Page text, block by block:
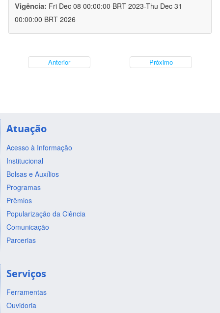
Vigência: Fri Dec 08 00:00:00 BRT 2023-Thu Dec 31
00:00:00 BRT 2026
Anterior Próximo
Atuação
Acesso à Informação
Institucional
Bolsas e Auxílios
Programas
Prêmios
Popularização da Ciência
Comunicação
Parcerias
Serviços
Ferramentas
Ouvidoria